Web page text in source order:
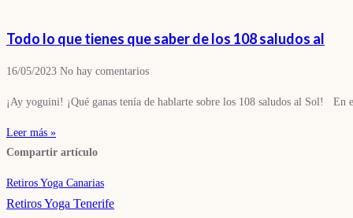
Todo lo que tienes que saber de los 108 saludos al
16/05/2023 No hay comentarios
¡Ay yoguini! ¡Qué ganas tenía de hablarte sobre los 108 saludos al Sol! En
Leer más »
Compartir artículo
Retiros Yoga Canarias
Retiros Yoga Tenerife